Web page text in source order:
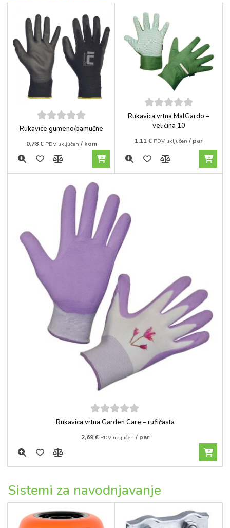
5out of
Rukavice gumeno/pamučne
0,78€ PDV uključen / kom
5out of
Rukavica vrtna MalGardo –
veličina 10
1,11€ PDV uključen / par
5out of
Rukavica vrtna Garden Care – ružičasta
2,69€ PDV uključen / par
Sistemi za navodnjavanje